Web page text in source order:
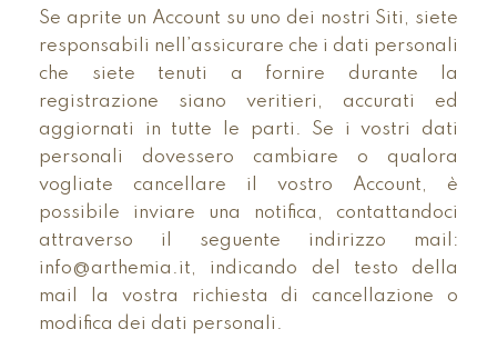
Se aprite un Account su uno dei nostri Siti, siete
responsabili nell’assicurare che i dati personali
che siete tenuti a fornire durante la
registrazione siano veritieri, accurati ed
aggiornati in tutte le parti. Se i vostri dati
personali dovessero cambiare o qualora
vogliate cancellare il vostro Account, è
possibile inviare una notifica, contattandoci
attraverso il seguente indirizzo mail:
info@arthemia.it, indicando del testo della
mail la vostra richiesta di cancellazione o
modifica dei dati personali.